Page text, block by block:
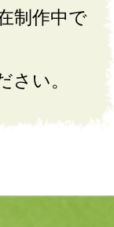
制作中で
さい。